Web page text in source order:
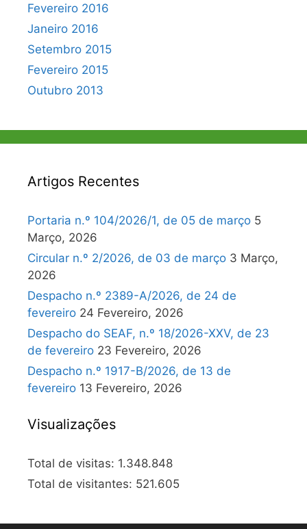
Fevereiro 2016
Janeiro 2016
Setembro 2015
Fevereiro 2015
Outubro 2013
Artigos Recentes
Portaria n.º 104/2026/1, de 05 de março 5
Março, 2026
Circular n.º 2/2026, de 03 de março 3 Março,
2026
Despacho n.º 2389-A/2026, de 24 de
fevereiro 24 Fevereiro, 2026
Despacho do SEAF, n.º 18/2026-XXV, de 23
de fevereiro 23 Fevereiro, 2026
Despacho n.º 1917-B/2026, de 13 de
fevereiro 13 Fevereiro, 2026
Visualizações
Total de visitas: 1.348.848
Total de visitantes: 521.605